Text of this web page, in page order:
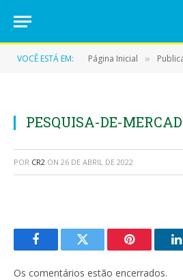
VOCÊ ESTÁ EM: Página Inicial »
PESQUISA-DE-
POR CR2 ON 26 DE ABRIL DE 2022
FacebookTwitter Pinterest
Os comentários estão encerrados.